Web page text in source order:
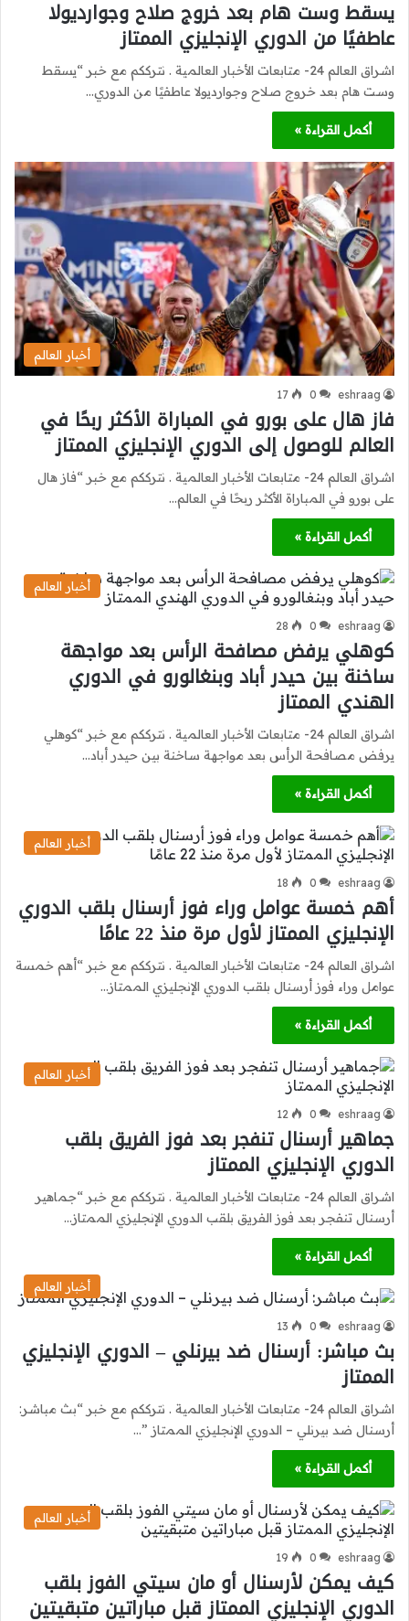
يسقط وست هام بعد خروج صلاح وجوارديولا
عاطفيًا من الدوري الإنجليزي الممتاز
اشراق العالم 24- متابعات الأخبار العالمية . نترككم مع خبر “يسقط
وست هام بعد خروج صلاح وجوارديولا عاطفيًا من الدوري…
أكمل القراءة »
أخبار العالم
eshraag
0
17
فاز هال على بورو في المباراة الأكثر ربحًا في
العالم للوصول إلى الدوري الإنجليزي الممتاز
اشراق العالم 24- متابعات الأخبار العالمية . نترككم مع خبر “فاز هال
على بورو في المباراة الأكثر ربحًا في العالم…
أكمل القراءة »
أخبار العالم
eshraag
0
28
كوهلي يرفض مصافحة الرأس بعد مواجهة
ساخنة بين حيدر أباد وبنغالورو في الدوري
الهندي الممتاز
اشراق العالم 24- متابعات الأخبار العالمية . نترككم مع خبر “كوهلي
يرفض مصافحة الرأس بعد مواجهة ساخنة بين حيدر أباد…
أكمل القراءة »
أخبار العالم
eshraag
0
18
أهم خمسة عوامل وراء فوز أرسنال بلقب الدوري
الإنجليزي الممتاز لأول مرة منذ 22 عامًا
اشراق العالم 24- متابعات الأخبار العالمية . نترككم مع خبر “أهم خمسة
عوامل وراء فوز أرسنال بلقب الدوري الإنجليزي الممتاز…
أكمل القراءة »
أخبار العالم
eshraag
0
12
جماهير أرسنال تنفجر بعد فوز الفريق بلقب
الدوري الإنجليزي الممتاز
اشراق العالم 24- متابعات الأخبار العالمية . نترككم مع خبر “جماهير
أرسنال تنفجر بعد فوز الفريق بلقب الدوري الإنجليزي الممتاز…
أكمل القراءة »
أخبار العالم
eshraag
0
13
بث مباشر: أرسنال ضد بيرنلي – الدوري الإنجليزي
الممتاز
اشراق العالم 24- متابعات الأخبار العالمية . نترككم مع خبر “بث مباشر:
أرسنال ضد بيرنلي – الدوري الإنجليزي الممتاز ”…
أكمل القراءة »
أخبار العالم
eshraag
0
19
كيف يمكن لأرسنال أو مان سيتي الفوز بلقب
الدوري الإنجليزي الممتاز قبل مباراتين متبقيتين